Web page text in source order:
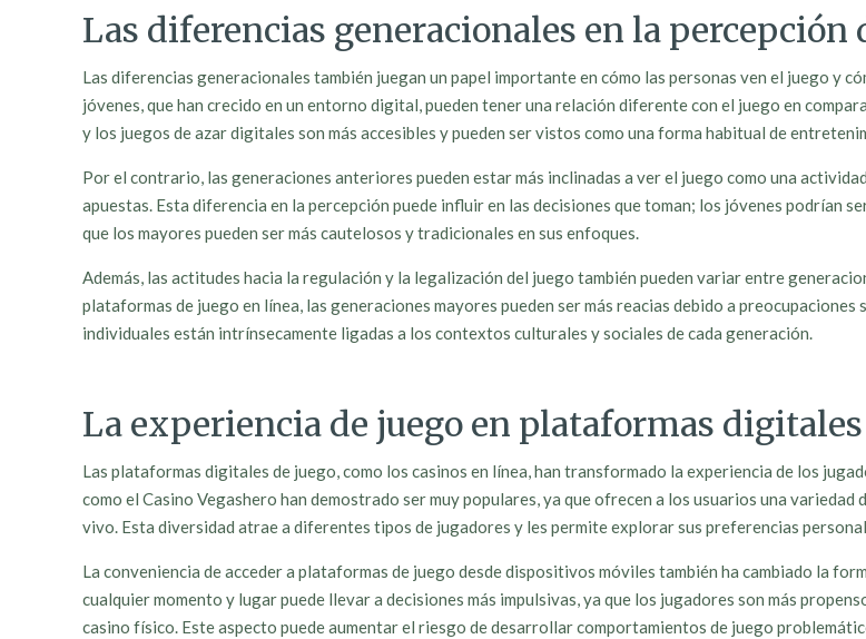
Las diferencias generacionales en la percepción
Las diferencias generacionales también juegan un papel importante en cómo las personas ven el juego y
jóvenes, que han crecido en un entorno digital, pueden tener una relación diferente con el juego en
y los juegos de azar digitales son más accesibles y pueden ser vistos como una forma habitual de
Por el contrario, las generaciones anteriores pueden estar más inclinadas a ver el juego como una
apuestas. Esta diferencia en la percepción puede influir en las decisiones que toman; los jóvenes podrían
que los mayores pueden ser más cautelosos y tradicionales en sus enfoques.
Además, las actitudes hacia la regulación y la legalización del juego también pueden variar entre
plataformas de juego en línea, las generaciones mayores pueden ser más reacias debido a
individuales están intrínsecamente ligadas a los contextos culturales y sociales de cada generación.
La experiencia de juego en plataformas digitales
Las plataformas digitales de juego, como los casinos en línea, han transformado la experiencia de los
como el Casino Vegashero han demostrado ser muy populares, ya que ofrecen a los usuarios una
vivo. Esta diversidad atrae a diferentes tipos de jugadores y les permite explorar sus preferencias
La conveniencia de acceder a plataformas de juego desde dispositivos móviles también ha cambiado la
cualquier momento y lugar puede llevar a decisiones más impulsivas, ya que los jugadores son más
casino físico. Este aspecto puede aumentar el riesgo de desarrollar comportamientos de juego